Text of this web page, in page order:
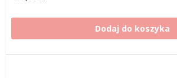
Dodaj do koszyka